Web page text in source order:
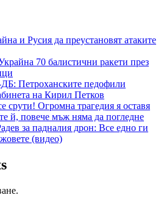
и Русия да преустановят атаките
70 балистични ракети през
Петроханските педофили
на Кирил Петков
срути! Огромна трагедия я оставя
й, повече мъж няма да погледне
за падналия дрон: Все едно ги
(видео)